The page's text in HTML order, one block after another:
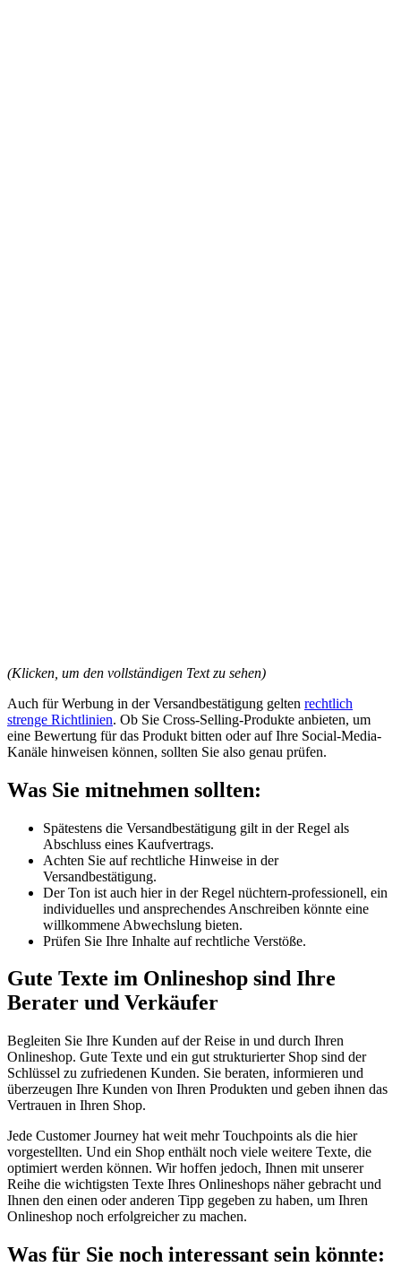
(Klicken, um den vollständigen Text zu sehen)
Auch für Werbung in der Versandbestätigung gelten rechtlich
strenge Richtlinien. Ob Sie Cross-Selling-Produkte anbieten, um
eine Bewertung für das Produkt bitten oder auf Ihre Social-Media-
Kanäle hinweisen können, sollten Sie also genau prüfen.
Was Sie mitnehmen sollten:
Spätestens die Versandbestätigung gilt in der Regel als
Abschluss eines Kaufvertrags.
Achten Sie auf rechtliche Hinweise in der
Versandbestätigung.
Der Ton ist auch hier in der Regel nüchtern-professionell, ein
individuelles und ansprechendes Anschreiben könnte eine
willkommene Abwechslung bieten.
Prüfen Sie Ihre Inhalte auf rechtliche Verstöße.
Gute Texte im Onlineshop sind Ihre
Berater und Verkäufer
Begleiten Sie Ihre Kunden auf der Reise in und durch Ihren
Onlineshop. Gute Texte und ein gut strukturierter Shop sind der
Schlüssel zu zufriedenen Kunden. Sie beraten, informieren und
überzeugen Ihre Kunden von Ihren Produkten und geben ihnen das
Vertrauen in Ihren Shop.
Jede Customer Journey hat weit mehr Touchpoints als die hier
vorgestellten. Und ein Shop enthält noch viele weitere Texte, die
optimiert werden können. Wir hoffen jedoch, Ihnen mit unserer
Reihe die wichtigsten Texte Ihres Onlineshops näher gebracht und
Ihnen den einen oder anderen Tipp gegeben zu haben, um Ihren
Onlineshop noch erfolgreicher zu machen.
Was für Sie noch interessant sein könnte: